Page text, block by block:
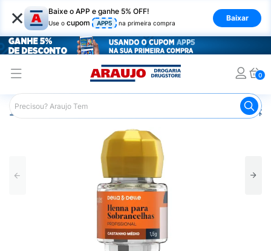
× Baixe o APP e ganhe 5% OFF!
Use o cupom APP5 na primeira compra
Baixar
0
Araujo Cabelo Coloração